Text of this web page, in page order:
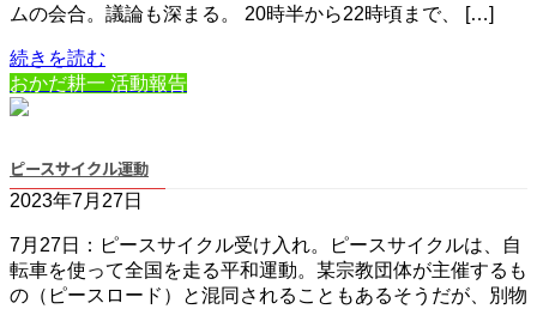
ムの会合。議論も深まる。 20時半から22時頃まで、 […]
続きを読む
おかだ耕一 活動報告
ピースサイクル運動
2023年7月27日
7月27日：ピースサイクル受け入れ。ピースサイクルは、自
転車を使って全国を走る平和運動。某宗教団体が主催するも
の（ピースロード）と混同されることもあるそうだが、別物